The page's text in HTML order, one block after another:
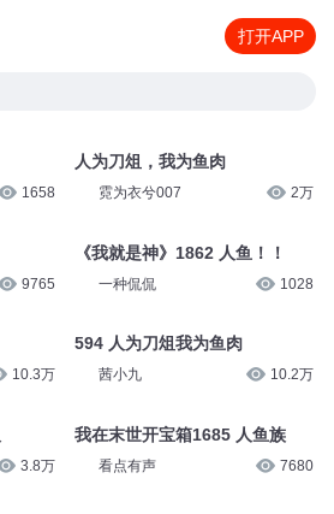
打开APP
1658
9765
10.3万
3.8万
人为刀俎，我为鱼肉
霓为衣兮007 2万
《我就是神》1862 人鱼！！
一种侃侃 1028
594 人为刀俎我为鱼肉
茜小九 10.2万
我在末世开宝箱1685 人鱼族
看点有声 7680